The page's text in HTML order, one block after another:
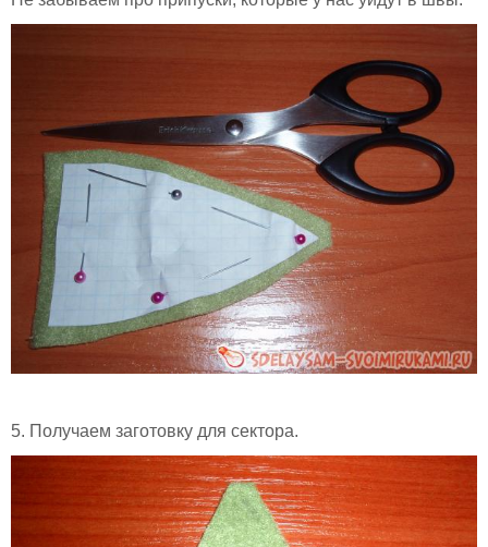
5. Получаем заготовку для сектора.